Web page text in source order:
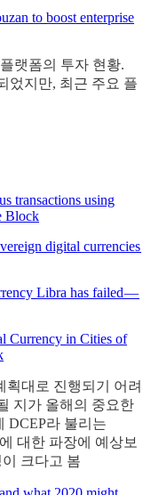
to boost enterprise
랫폼의 투자 현황.
었지만, 최근 주요 플
transactions using
Block
digital currencies
Libra has failed —
Currency in Cities of
획대로 진행되기 어려
지가 올해의 중요한
DCEP라 불리는
대한 파장에 예상보
크다고 봄